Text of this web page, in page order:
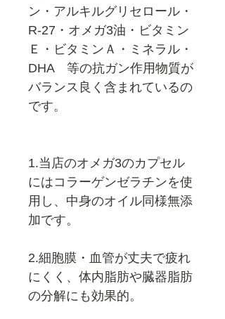
ン・アルキルグリセロール・
R-27・オメガ3油・ビタミン
Ｅ・ビタミンＡ・ミネラル・
DHA 等の抗ガン作用物質が
バランス良く含まれているの
です。
1.当店のオメガ3のカプセル
にはコラーゲンゼラチンを使
用し、中身のオイル同様無添
加です。
2.細胞膜・血管が丈夫で疲れ
にくく、体内脂肪や臓器脂肪
の分解にも効果的。